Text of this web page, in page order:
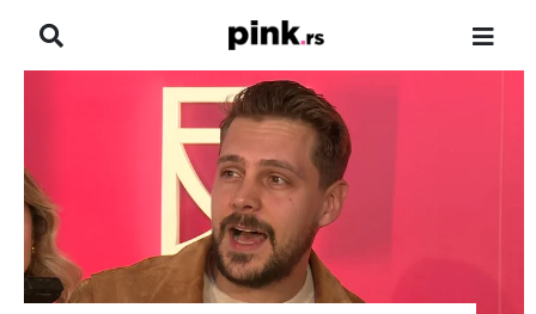
ZADRUGA
SHOWBIZ